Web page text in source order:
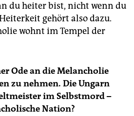
du heiter bist, nicht wenn du
gehört also dazu.
wohnt im Tempel der
Ode an die Melancholie
zu nehmen. Die Ungarn
im Selbstmord –
Nation?